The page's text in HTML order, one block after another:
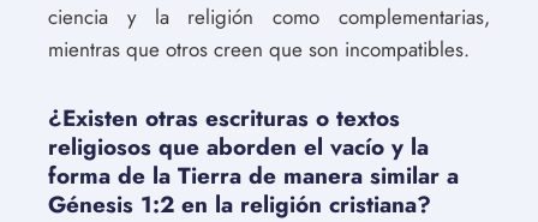
ciencia y la religión como complementarias,
mientras que otros creen que son incompatibles.
¿Existen otras escrituras o textos
religiosos que aborden el vacío y la
forma de la Tierra de manera similar a
Génesis 1:2 en la religión cristiana?